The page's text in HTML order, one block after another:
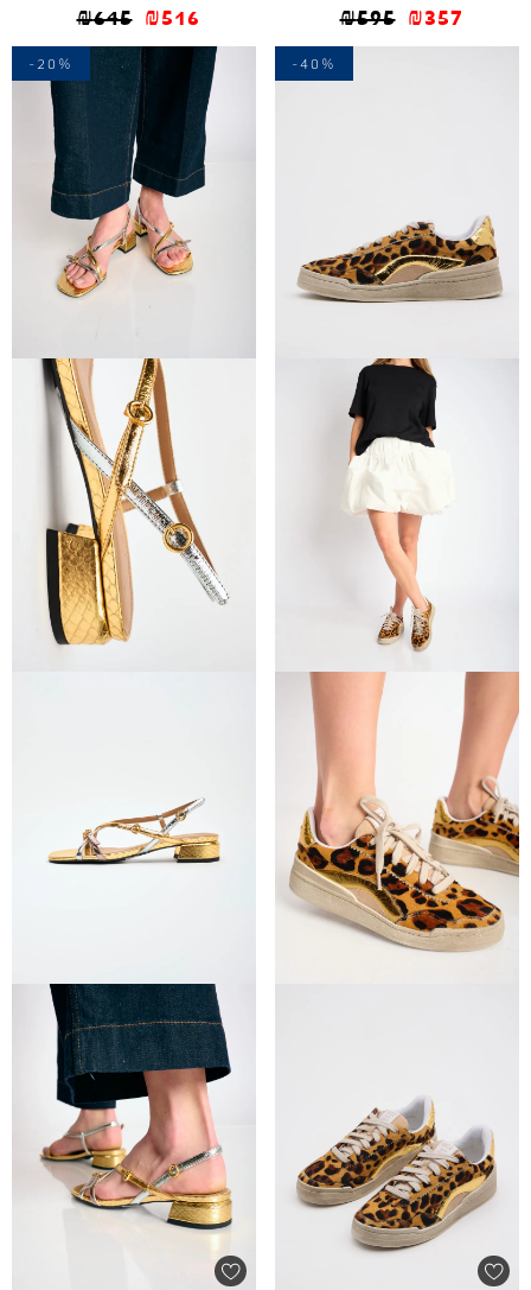
₪595 ₪357
₪645 ₪516
-40%
-20%